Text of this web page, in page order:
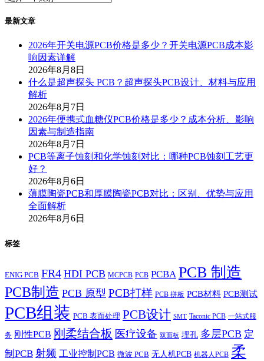
最新文章
2026年开关电源PCB价格是多少？开关电源PCB成本影
响因素详解
2026年8月8日
什么是超声探头 PCB？超声探头PCB设计、材料与应用
解析
2026年8月7日
2026年便携式血糖仪PCB价格是多少？成本分析、影响
因素与制造指南
2026年8月7日
PCB等离子蚀刻和化学蚀刻对比：哪种PCB蚀刻工艺更
好？
2026年8月6日
薄膜陶瓷PCB和厚膜陶瓷PCB对比：区别、优势与应用
全面解析
2026年8月6日
标签
ENIG PCB FR4 HDI PCB MCPCB PCB PCBA PCB 制造
PCB制造 PCB 原型 PCB打样 PCB 拼板 PCB材料 PCB测试
PCB组装 PCB 表面处理 PCB设计 SMT Taconic PCB 一站式服
务 刚性PCB 刚柔结合板 医疗设备 双面板 埋孔 多层PCB 定
制PCB 射频 工业控制PCB 微波 PCB 无人机PCB 机器人PCB 柔